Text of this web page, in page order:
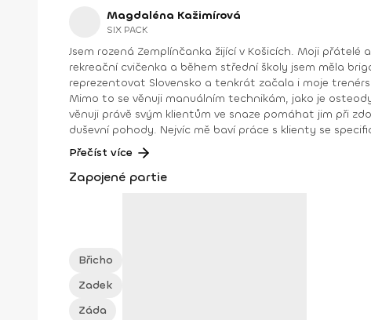
Magdaléna Kažimírová
SIX PACK
Jsem rozená Zemplínčanka žijící v Košicích. Moji
rekreační cvičenka a během střední školy jsem měla
reprezentovat Slovensko a tenkrát začala i moje
Mimo to se věnuji manuálním technikám, jako je osteodynamika, Dornova
věnuji právě svým klientům ve snaze pomáhat jim při
duševní pohody. Nejvíc mě baví práce s klienty se
nesprávné držení těla, ženu s nadváhou nebo naopak
hmotu nebo seniora... Každý člověk je jiný a každému musím přizpůsobit cvičení a terapii na
motivují k pokroku, ale také naplňují radostí a pocitem zadostiučinění. Moje nejvýraznější soutěžní úspěchy: 2005 juniorská mistryně
Přečíst více
Zapojené partie
Břicho
Zadek
Záda